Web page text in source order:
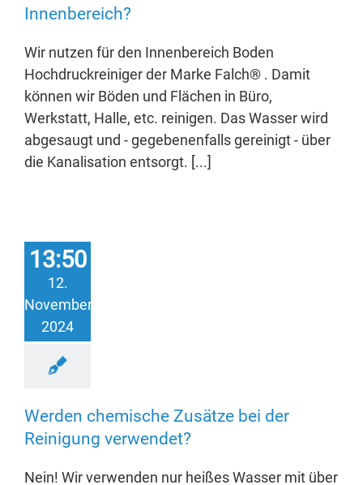
Innenbereich?
Wir nutzen für den Innenbereich Boden
Hochdruckreiniger der Marke Falch® . Damit
können wir Böden und Flächen in Büro,
Werkstatt, Halle, etc. reinigen. Das Wasser wird
abgesaugt und - gegebenenfalls gereinigt - über
die Kanalisation entsorgt. [...]
13:50
12.
November
2024
Werden chemische Zusätze bei der
Reinigung verwendet?
Nein! Wir verwenden nur heißes Wasser mit über